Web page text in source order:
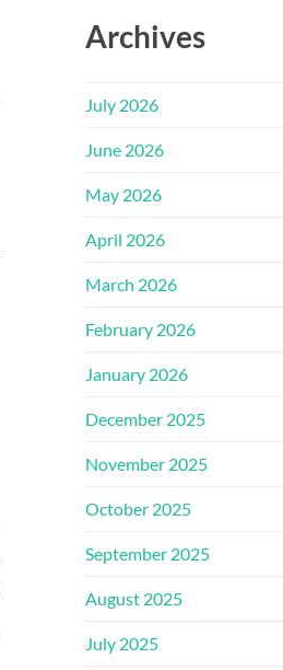
Archives
July 2026
June 2026
May 2026
April 2026
March 2026
February 2026
January 2026
December 2025
November 2025
October 2025
September 2025
August 2025
July 2025